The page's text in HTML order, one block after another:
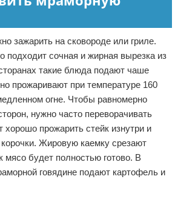
зажарить на сковороде или гриле.
подходит сочная и жирная вырезка из
такие блюда подают чаше
прожаривают при температуре 160
огне. Чтобы равномерно
нужно часто переворачивать
хорошо прожарить стейк изнутри и
корочки. Жировую каемку срезают
мясо будет полностью готово. В
говядине подают картофель и